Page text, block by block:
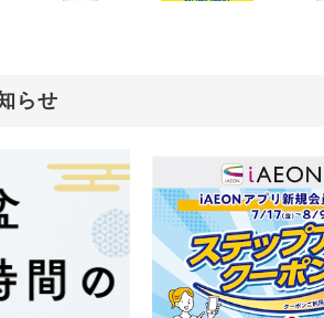
らせ